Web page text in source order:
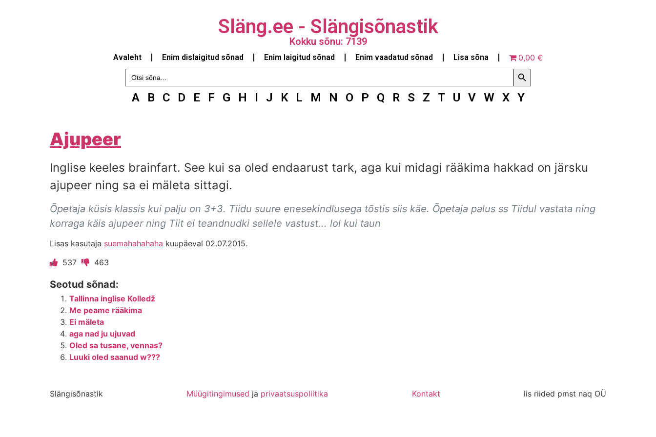
Släng.ee - Slängisõnastik
Kokku sõnu: 7139
Avaleht Enim dislaigitud sõnad Enim laigitud sõnad Enim vaadatud sõnad Lisa sõna
0,00 €
Search
for:
Search Button
A B C D E F G H I J K L M N O P Q R S Z T U V W X Y
Ajupeer
Inglise keeles brainfart. See kui sa oled endaarust tark, aga kui midagi rääkima hakkad on järsku
ajupeer ning sa ei mäleta sittagi.
Õpetaja küsis klassis kui palju on 3+3. Tiidu suure enesekindlusega tõstis siis käe. Õpetaja palus ss Tiidul vastata ning
korraga käis ajupeer ning Tiit ei teandnudki sellele vastust... lol kui taun
Lisas kasutaja suemahahahaha kuupäeval 02.07.2015.
537
463
Seotud sõnad:
Tallinna inglise Kolledž
Me peame rääkima
Ei mäleta
aga nad ju ujuvad
Oled sa tusane, vennas?
Luuki oled saanud w???
Slängisõnastik Müügitingimused ja privaatsuspoliitika Kontakt lis riided pmst naq OÜ